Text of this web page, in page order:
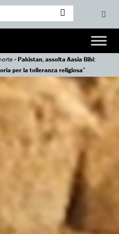
»Pakistan, assolta Aasia Bibi:
per la tolleranza religiosa”